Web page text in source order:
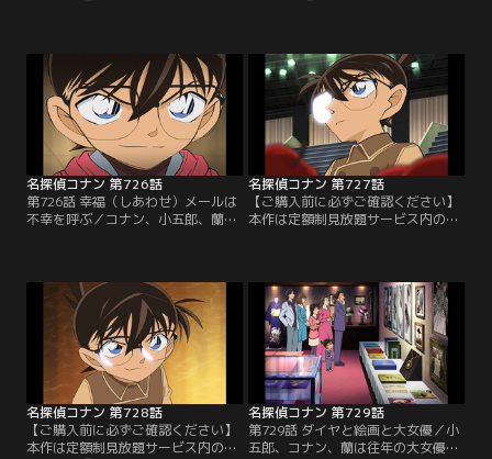
一家セレクション」にて3/14～
8/31まで配信中です。ご加入の方は
見放題ページよりご視聴ください。
／第724話 怪盗キッドと赤面の人魚
（ブラッシュマーメイド）（前編）
／次郎吉の…。
一家セレクション」にて3/14～
8/31まで配信中です。ご加入の方は
見放題ページよりご視聴ください。
／第725話 怪盗キッドと赤面の人魚
（ブラッシュマーメイド）（後編）
／キッドの…。
名探偵コナン 第726話
第726話 幸福（しあわせ）メールは
不幸を呼ぶ／コナン、小五郎、蘭は
束をしていた婚約者の左門治は事件
前にナナから元恋人の右田利彦と会
うというメールが届いたと証言。ナ
ナのメッセージは漢字の「右」か
「左」を書く途中だった可能性が高
く、右田と左門が容疑者に。
名探偵コナン 第727話
【ご購入前に必ずご確認ください】
本作は定額制見放題サービス内の
一家セレクション」にて3/14～
8/31まで配信中です。ご加入の方は
見放題ページよりご視聴ください。
／第727話 果実が詰まった宝箱（前
編）／コナンたちは…。
名探偵コナン 第728話
【ご購入前に必ずご確認ください】
本作は定額制見放題サービス内の
名探偵コナン 第729話
第729話 ダイヤと絵画と大女優／小
五郎、コナン、蘭は往年の大女優、